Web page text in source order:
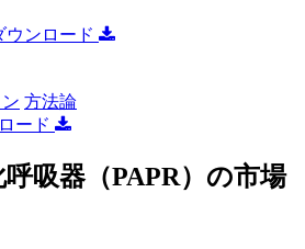
ウンロード
方法論
ード
吸器（PAPR）の市場